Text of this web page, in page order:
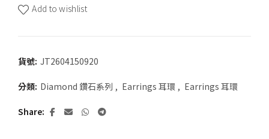
Add to wishlist
貨號: JT2604150920
分類: Diamond 鑽石系列 , Earrings 耳環 , Earrings 耳環
Share